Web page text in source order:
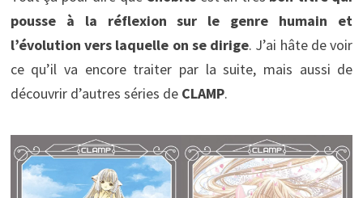
pousse à la réflexion sur le genre humain et
l’évolution vers laquelle on se dirige. J’ai hâte de voir
ce qu’il va encore traiter par la suite, mais aussi de
découvrir d’autres séries de CLAMP.